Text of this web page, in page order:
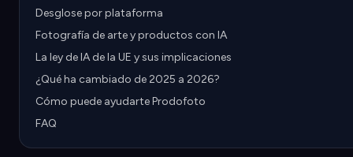
Desglose por plataforma
Fotografía de arte y productos con IA
La ley de IA de la UE y sus implicaciones
¿Qué ha cambiado de 2025 a 2026?
Cómo puede ayudarte Prodofoto
FAQ